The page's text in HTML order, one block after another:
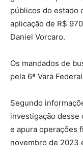
públicos do estado
aplicação de R$
Daniel Vorcaro.
Os mandados de
pela 6ª Vara
Segundo
investigação desse
e apura operações
novembro de 2023